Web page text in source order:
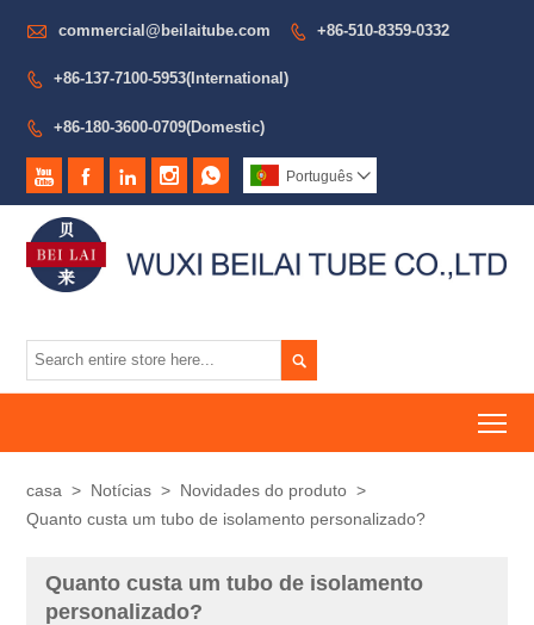
 commercial@beilaitube.com  +86-510-8359-0332
 +86-137-7100-5953(International)
 +86-180-3600-0709(Domestic)
     Português 

casa > Notícias > Novidades do produto >
Quanto custa um tubo de isolamento personalizado?
Quanto custa um tubo de isolamento
personalizado?